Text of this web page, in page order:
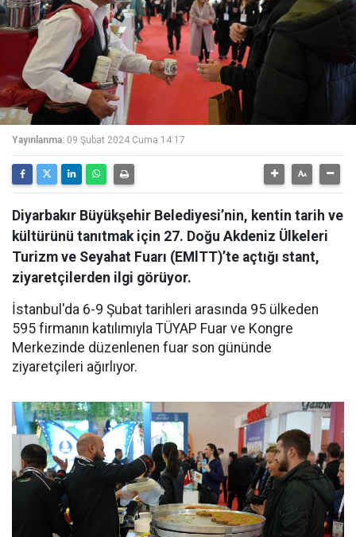
Yayınlanma: 09 Şubat 2024 Cuma 14:17
Diyarbakır Büyükşehir Belediyesi’nin, kentin tarih ve
kültürünü tanıtmak için 27. Doğu Akdeniz Ülkeleri
Turizm ve Seyahat Fuarı (EMlTT)’te açtığı stant,
ziyaretçilerden ilgi görüyor.
İstanbul'da 6-9 Şubat tarihleri arasında 95 ülkeden
595 firmanın katılımıyla TÜYAP Fuar ve Kongre
Merkezinde düzenlenen fuar son gününde
ziyaretçileri ağırlıyor.